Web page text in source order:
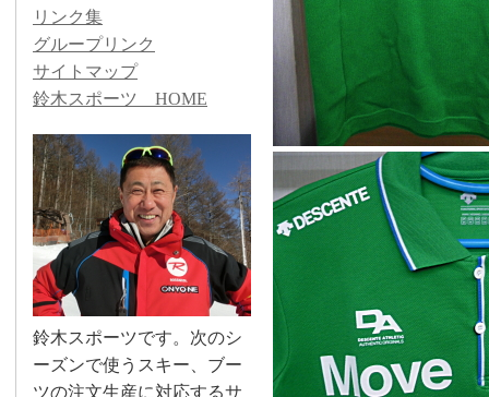
リンク集
グループリンク
サイトマップ
鈴木スポーツ HOME
鈴木スポーツです。次のシ
ーズンで使うスキー、ブー
ツの注文生産に対応するサ